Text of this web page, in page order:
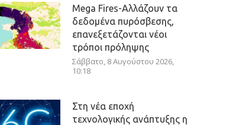
Mega Fires-Αλλάζουν τα
δεδομένα πυρόσβεσης,
επανεξετάζονται νέοι
τρόποι πρόληψης
Σάββατο, 8 Αυγούστου 2026,
10:18
Στη νέα εποχή
τεχνολογικής ανάπτυξης η